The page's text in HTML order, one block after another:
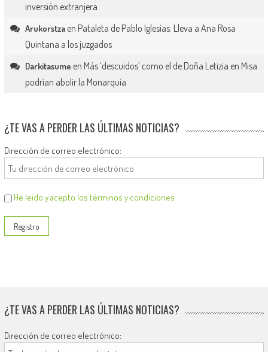
inversión extranjera
Arukorstzaen Pataleta de Pablo Iglesias: Lleva a Ana Rosa
Quintana a los juzgados
Darkitasume en Más ‘descuidos’ como el de Doña Letizia en Misa
podrían abolir la Monarquía
¿TE VAS A PERDER LAS ÚLTIMAS NOTICIAS?
Dirección de correo electrónico:
He leído y acepto los términos y condiciones
¿TE VAS A PERDER LAS ÚLTIMAS NOTICIAS?
Dirección de correo electrónico: